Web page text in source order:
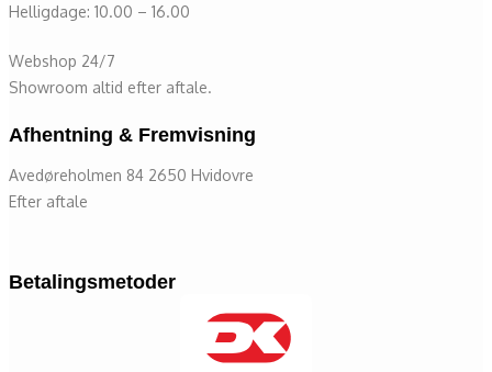
Helligdage: 10.00 – 16.00
Webshop 24/7
Showroom altid efter aftale.
Afhentning & Fremvisning
Avedøreholmen 84 2650 Hvidovre
Efter aftale
Betalingsmetoder